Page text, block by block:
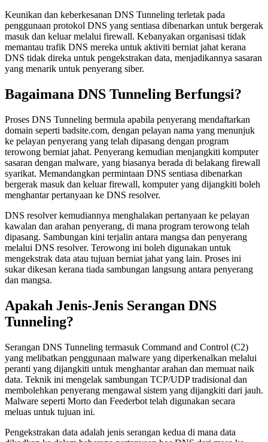
Keunikan dan keberkesanan DNS Tunneling terletak pada
penggunaan protokol DNS yang sentiasa dibenarkan untuk bergerak
masuk dan keluar melalui firewall. Kebanyakan organisasi tidak
memantau trafik DNS mereka untuk aktiviti berniat jahat kerana
DNS tidak direka untuk pengekstrakan data, menjadikannya sasaran
yang menarik untuk penyerang siber.
Bagaimana DNS Tunneling Berfungsi?
Proses DNS Tunneling bermula apabila penyerang mendaftarkan
domain seperti badsite.com, dengan pelayan nama yang menunjuk
ke pelayan penyerang yang telah dipasang dengan program
terowong berniat jahat. Penyerang kemudian menjangkiti komputer
sasaran dengan malware, yang biasanya berada di belakang firewall
syarikat. Memandangkan permintaan DNS sentiasa dibenarkan
bergerak masuk dan keluar firewall, komputer yang dijangkiti boleh
menghantar pertanyaan ke DNS resolver.
DNS resolver kemudiannya menghalakan pertanyaan ke pelayan
kawalan dan arahan penyerang, di mana program terowong telah
dipasang. Sambungan kini terjalin antara mangsa dan penyerang
melalui DNS resolver. Terowong ini boleh digunakan untuk
mengekstrak data atau tujuan berniat jahat yang lain. Proses ini
sukar dikesan kerana tiada sambungan langsung antara penyerang
dan mangsa.
Apakah Jenis-Jenis Serangan DNS
Tunneling?
Serangan DNS Tunneling termasuk Command and Control (C2)
yang melibatkan penggunaan malware yang diperkenalkan melalui
peranti yang dijangkiti untuk menghantar arahan dan memuat naik
data. Teknik ini mengelak sambungan TCP/UDP tradisional dan
membolehkan penyerang mengawal sistem yang dijangkiti dari jauh.
Malware seperti Morto dan Feederbot telah digunakan secara
meluas untuk tujuan ini.
Pengekstrakan data adalah jenis serangan kedua di mana data